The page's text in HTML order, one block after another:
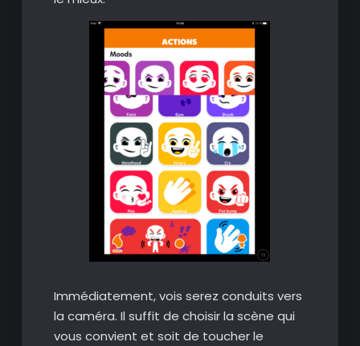
Immédiatement, vois serez conduits vers
la caméra. Il suffit de choisir la scène qui
vous convient et soit de toucher le